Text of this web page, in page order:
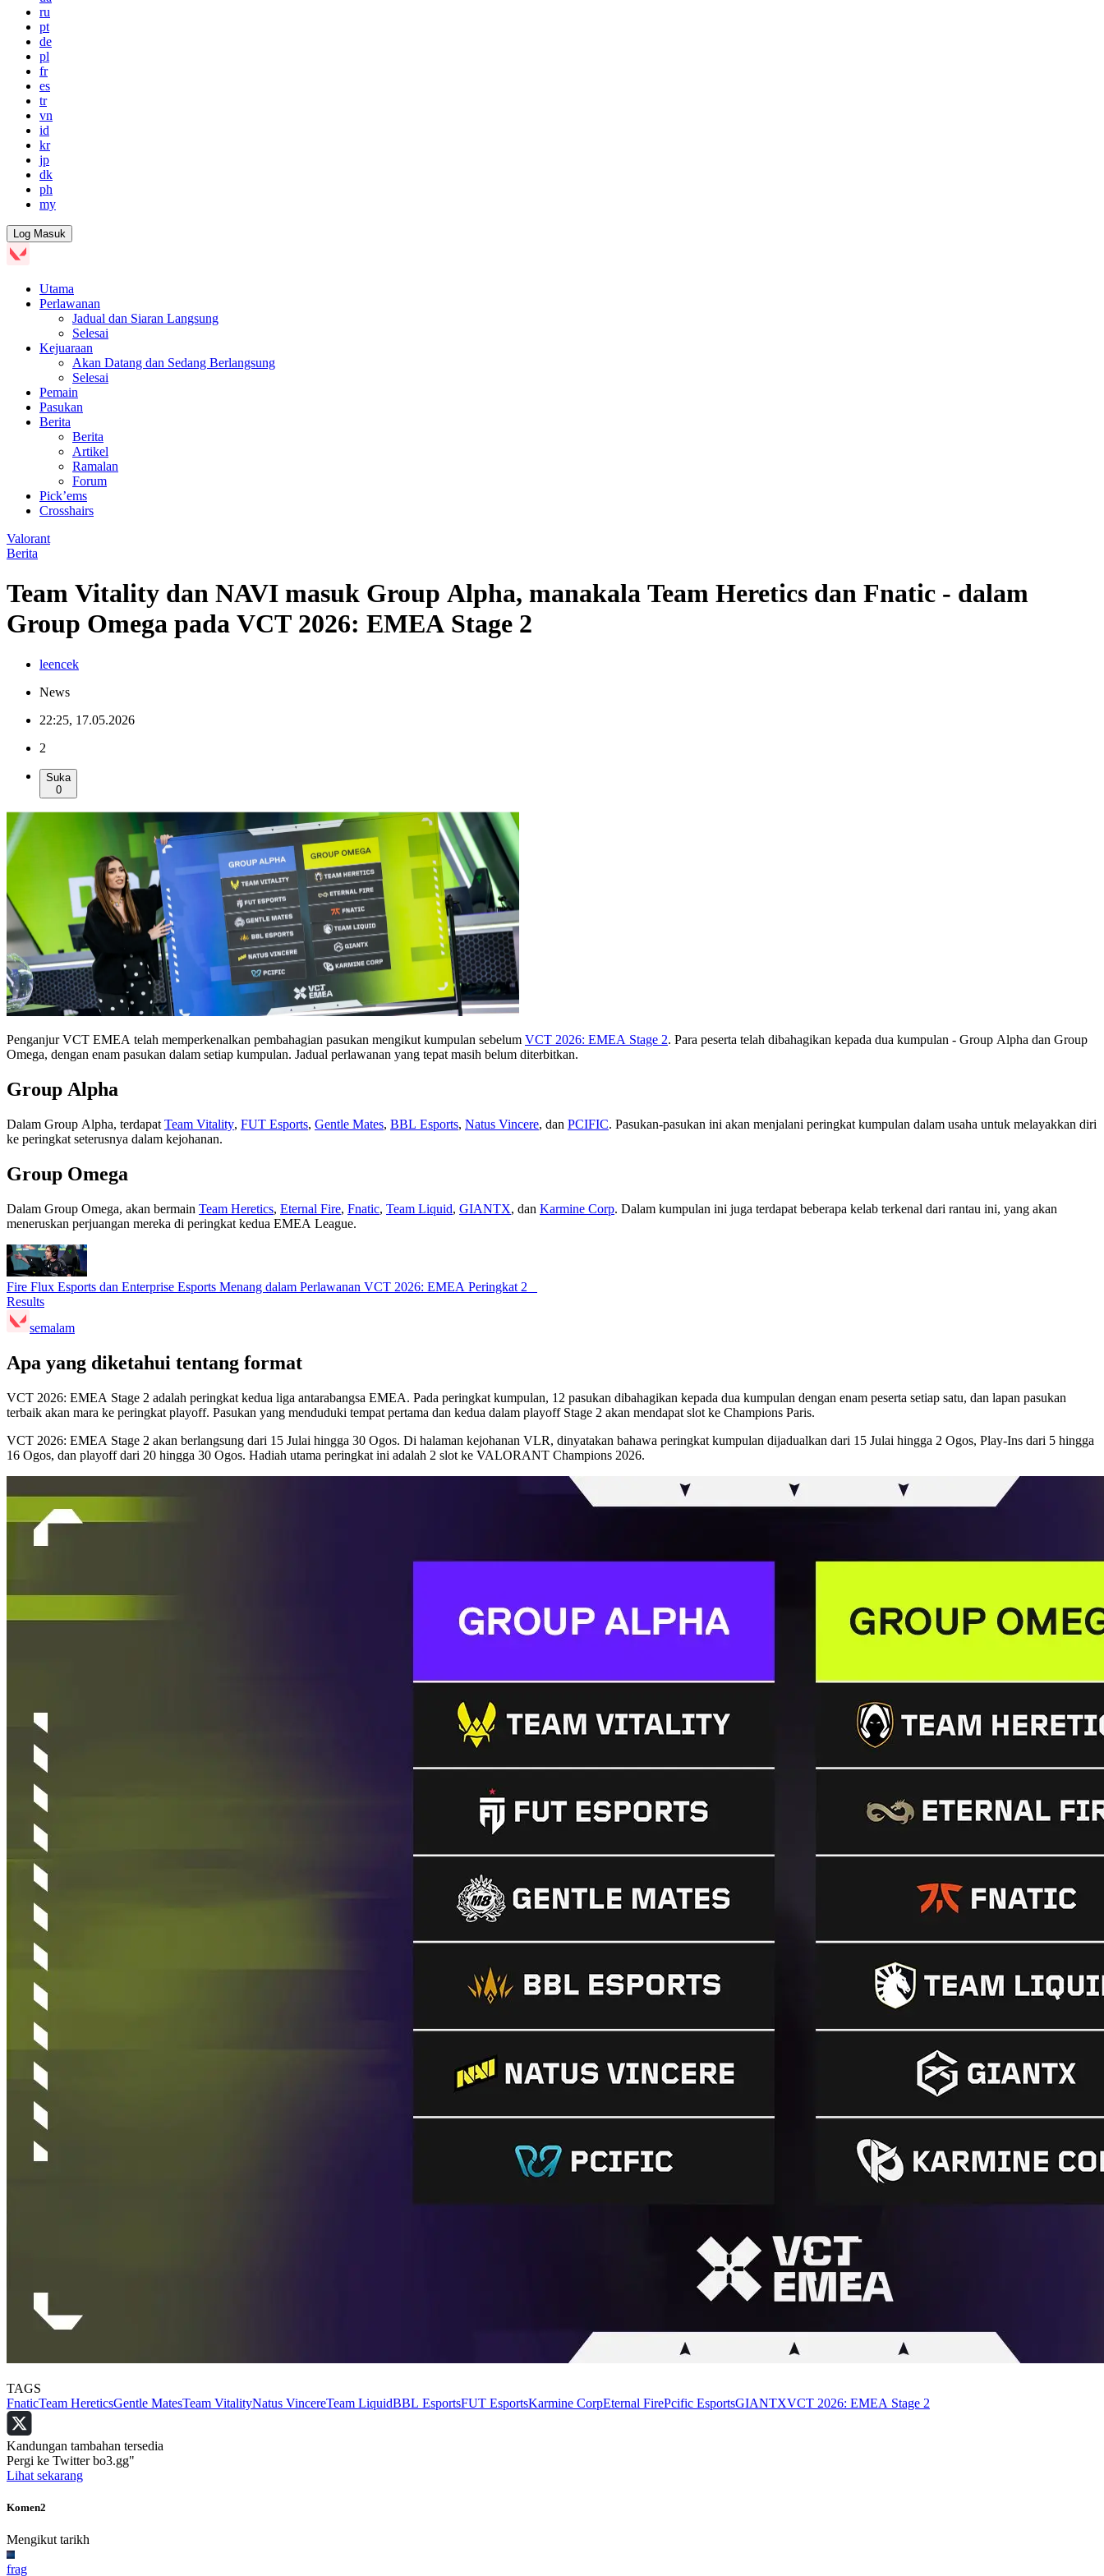
ru
pt
de
pl
fr
es
tr
vn
id
kr
jp
dk
ph
my
Log Masuk
Utama
Perlawanan
Jadual dan Siaran Langsung
Selesai
Kejuaraan
Akan Datang dan Sedang Berlangsung
Selesai
Pemain
Pasukan
Berita
Berita
Artikel
Ramalan
Forum
Pick’ems
Crosshairs
Valorant
Berita
Team Vitality dan NAVI masuk Group Alpha, manakala Team Heretics dan Fnatic - dalam
Group Omega pada VCT 2026: EMEA Stage 2
leencek
News
22:25, 17.05.2026
2
Suka
0
Penganjur VCT EMEA telah memperkenalkan pembahagian pasukan mengikut kumpulan sebelum VCT 2026: EMEA Stage 2. Para peserta telah dibahagikan kepada dua kumpulan - Group Alpha dan Group
Omega, dengan enam pasukan dalam setiap kumpulan. Jadual perlawanan yang tepat masih belum diterbitkan.
Group Alpha
Dalam Group Alpha, terdapat Team Vitality, FUT Esports, Gentle Mates, BBL Esports, Natus Vincere, dan PCIFIC. Pasukan-pasukan ini akan menjalani peringkat kumpulan dalam usaha untuk melayakkan diri
ke peringkat seterusnya dalam kejohanan.
Group Omega
Dalam Group Omega, akan bermain Team Heretics, Eternal Fire, Fnatic, Team Liquid, GIANTX, dan Karmine Corp. Dalam kumpulan ini juga terdapat beberapa kelab terkenal dari rantau ini, yang akan
meneruskan perjuangan mereka di peringkat kedua EMEA League.
Fire Flux Esports dan Enterprise Esports Menang dalam Perlawanan VCT 2026: EMEA Peringkat 2
Results
semalam
Apa yang diketahui tentang format
VCT 2026: EMEA Stage 2 adalah peringkat kedua liga antarabangsa EMEA. Pada peringkat kumpulan, 12 pasukan dibahagikan kepada dua kumpulan dengan enam peserta setiap satu, dan lapan pasukan
terbaik akan mara ke peringkat playoff. Pasukan yang menduduki tempat pertama dan kedua dalam playoff Stage 2 akan mendapat slot ke Champions Paris.
VCT 2026: EMEA Stage 2 akan berlangsung dari 15 Julai hingga 30 Ogos. Di halaman kejohanan VLR, dinyatakan bahawa peringkat kumpulan dijadualkan dari 15 Julai hingga 2 Ogos, Play-Ins dari 5 hingga
16 Ogos, dan playoff dari 20 hingga 30 Ogos. Hadiah utama peringkat ini adalah 2 slot ke VALORANT Champions 2026.
TAGS
FnaticTeam HereticsGentle MatesTeam VitalityNatus VincereTeam LiquidBBL EsportsFUT EsportsKarmine CorpEternal FirePcific EsportsGIANTXVCT 2026: EMEA Stage 2
Kandungan tambahan tersedia
Pergi ke Twitter bo3.gg"
Lihat sekarang
Komen2
Mengikut tarikh
frag